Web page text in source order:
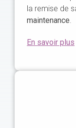
la remise de
maintenance
En savoir plus